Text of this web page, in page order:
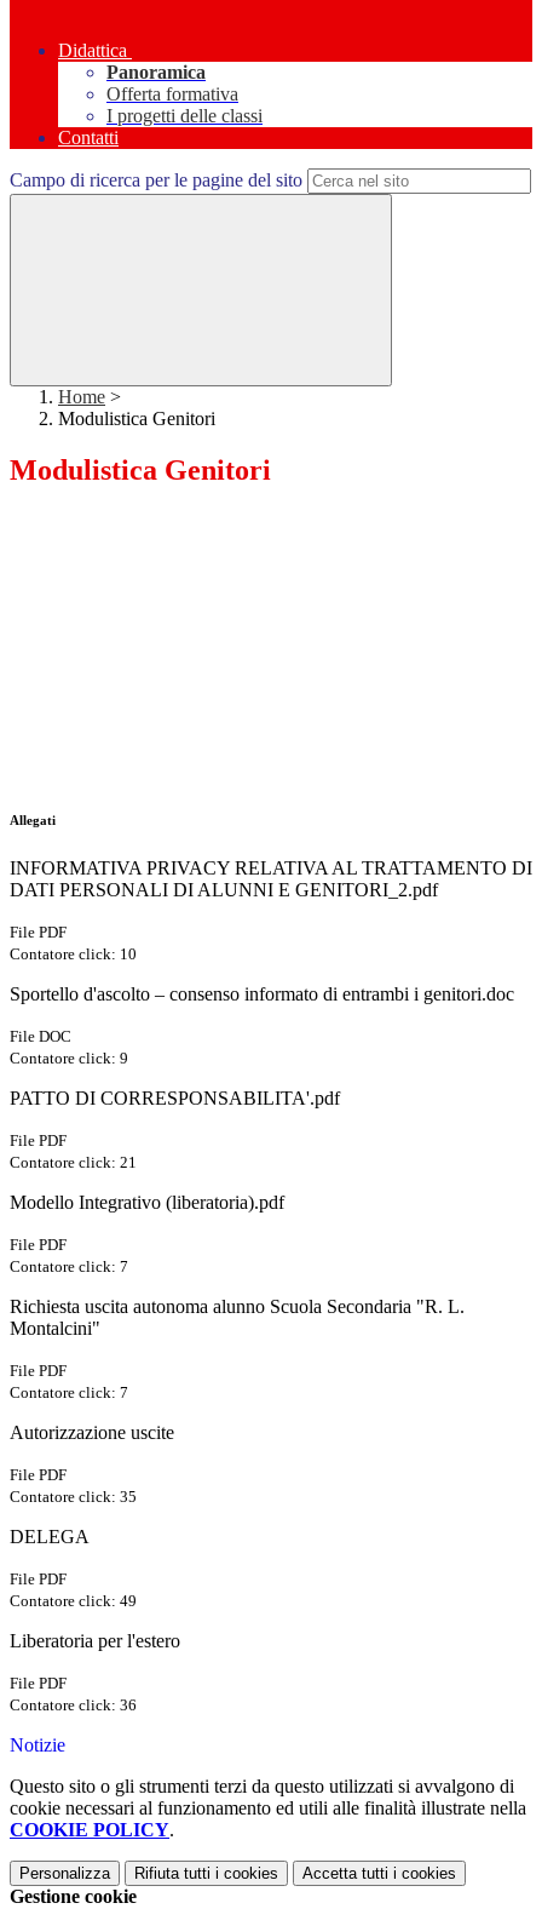
Didattica
Panoramica
Offerta formativa
I progetti delle classi
Contatti
Campo di ricerca per le pagine del sito
Home >
Modulistica Genitori
Modulistica Genitori
Allegati
INFORMATIVA PRIVACY RELATIVA AL TRATTAMENTO DI
DATI PERSONALI DI ALUNNI E GENITORI_2.pdf
File PDF
Contatore click: 10
Sportello d'ascolto – consenso informato di entrambi i genitori.doc
File DOC
Contatore click: 9
PATTO DI CORRESPONSABILITA'.pdf
File PDF
Contatore click: 21
Modello Integrativo (liberatoria).pdf
File PDF
Contatore click: 7
Richiesta uscita autonoma alunno Scuola Secondaria "R. L.
Montalcini"
File PDF
Contatore click: 7
Autorizzazione uscite
File PDF
Contatore click: 35
DELEGA
File PDF
Contatore click: 49
Liberatoria per l'estero
File PDF
Contatore click: 36
Notizie
Questo sito o gli strumenti terzi da questo utilizzati si avvalgono di
cookie necessari al funzionamento ed utili alle finalità illustrate nella
COOKIE POLICY.
Personalizza Rifiuta tutti i cookies Accetta tutti i cookies
Gestione cookie